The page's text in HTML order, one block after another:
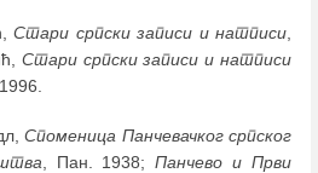
Стари српски записи и натписи
Стари српски записи и натписи
Споменица Панчевачког српског
, Пан. 1938;Панчево и Први